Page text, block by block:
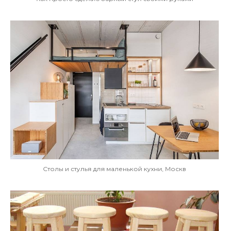
Столы и стулья для маленькой кухни, Москв